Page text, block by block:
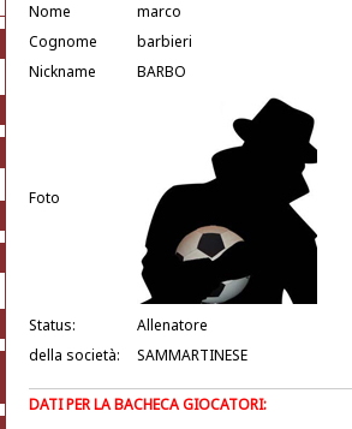
Nome
marco
Cognome
barbieri
Nickname
BARBO
Foto
Status:
Allenatore
della società:
SAMMARTINESE
DATI PER LA BACHECA GIOCATORI: